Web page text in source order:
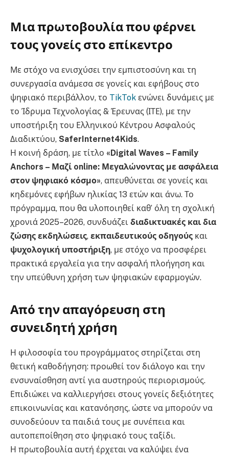
Μια πρωτοβουλία που φέρνει
τους γονείς στο επίκεντρο
Με στόχο να ενισχύσει την εμπιστοσύνη και τη
συνεργασία ανάμεσα σε γονείς και εφήβους στο
ψηφιακό περιβάλλον, το TikTok ενώνει δυνάμεις με
το Ίδρυμα Τεχνολογίας & Έρευνας (ΙΤΕ), με την
υποστήριξη του Ελληνικού Κέντρου Ασφαλούς
Διαδικτύου, SaferInternet4Kids.
Η κοινή δράση, με τίτλο «Digital Waves – Family
Anchors – Μαζί online: Μεγαλώνοντας με ασφάλεια
στον ψηφιακό κόσμο», απευθύνεται σε γονείς και
κηδεμόνες εφήβων ηλικίας 13 ετών και άνω. Το
πρόγραμμα, που θα υλοποιηθεί καθ’ όλη τη σχολική
χρονιά 2025–2026, συνδυάζει διαδικτυακές και δια
ζώσης εκδηλώσεις, εκπαιδευτικούς οδηγούς και
ψυχολογική υποστήριξη, με στόχο να προσφέρει
πρακτικά εργαλεία για την ασφαλή πλοήγηση και
την υπεύθυνη χρήση των ψηφιακών εφαρμογών.
Από την απαγόρευση στη
συνειδητή χρήση
Η φιλοσοφία του προγράμματος στηρίζεται στη
θετική καθοδήγηση: προωθεί τον διάλογο και την
ενσυναίσθηση αντί για αυστηρούς περιορισμούς.
Επιδιώκει να καλλιεργήσει στους γονείς δεξιότητες
επικοινωνίας και κατανόησης, ώστε να μπορούν να
συνοδεύουν τα παιδιά τους με συνέπεια και
αυτοπεποίθηση στο ψηφιακό τους ταξίδι.
Η πρωτοβουλία αυτή έρχεται να καλύψει ένα